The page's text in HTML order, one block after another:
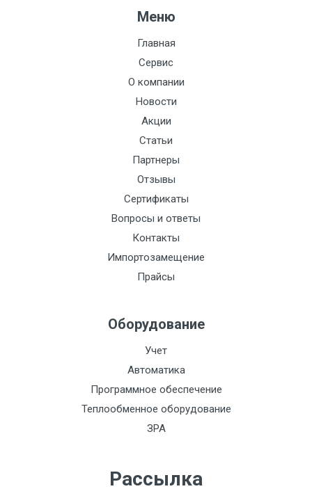
Меню
Главная
Сервис
О компании
Новости
Акции
Статьи
Партнеры
Отзывы
Сертификаты
Вопросы и ответы
Контакты
Импортозамещение
Прайсы
Оборудование
Учет
Автоматика
Программное обеспечение
Теплообменное оборудование
ЗРА
Рассылка